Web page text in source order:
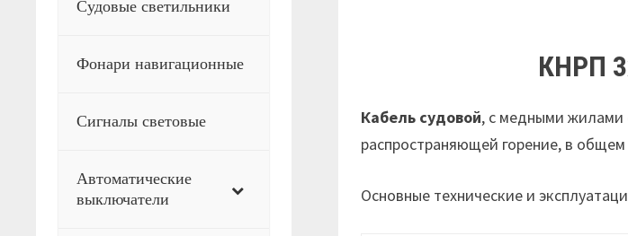
КНРП
Кабель судовой, с медными жилами
распространяющей горение, в
Основные технические и
Судовые светильники
Фонари навигационные
Сигналы световые
Автоматические
выключатели